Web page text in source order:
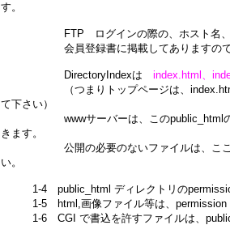
す。
FTP ログインの際の、ホスト名、ユ
会員登録書に掲載してありますのでご
DirectoryIndexは index.html、
（つまりトップページは、index.html
て下さい）
wwwサーバーは、このpublic_htmlの下
きます。
公開の必要のないファイルは、ここに
い。
1-4 public_html ディレクトリのpermission
1-5 html,画像ファイル等は、permission
1-6 CGI で書込を許すファイルは、